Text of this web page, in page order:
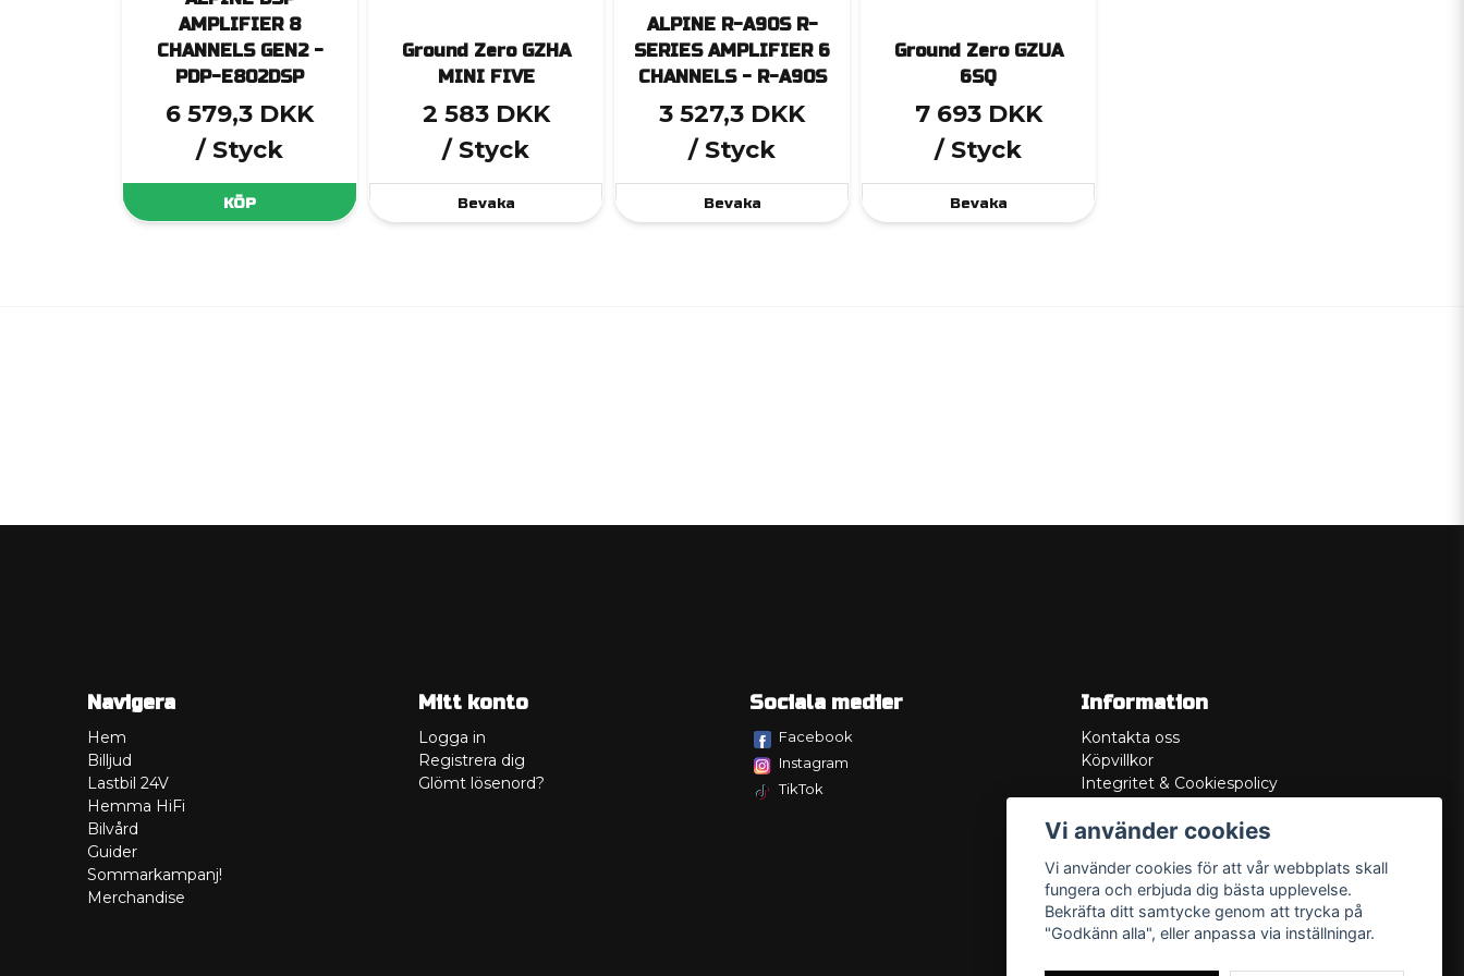
AMPLIFIER 8
CHANNELS GEN2 -
PDP-E802DSP
6 579,3 DKK
/ Styck
KÖP
Ground Zero GZHA
MINI FIVE
2 583 DKK
/ Styck
Bevaka
ALPINE R-A90S R-
SERIES AMPLIFIER 6
CHANNELS - R-A90S
3 527,3 DKK
/ Styck
Bevaka
Ground Zero GZUA
6SQ
7 693 DKK
/ Styck
Bevaka
Navigera
Hem
Billjud
Lastbil 24V
Hemma HiFi
Bilvård
Guider
Sommarkampanj!
Merchandise
Mitt konto
Logga in
Registrera dig
Glömt lösenord?
Sociala medier
Facebook
Instagram
TikTok
Information
Kontakta oss
Köpvillkor
Integritet & Cookiespolicy
Service/Garanti
Lådritning
Om oss
Vi använder cookies
Vi använder cookies för att vår webbplats skall
fungera och erbjuda dig bästa upplevelse.
Bekräfta ditt samtycke genom att trycka på
"Godkänn alla", eller anpassa via inställningar.